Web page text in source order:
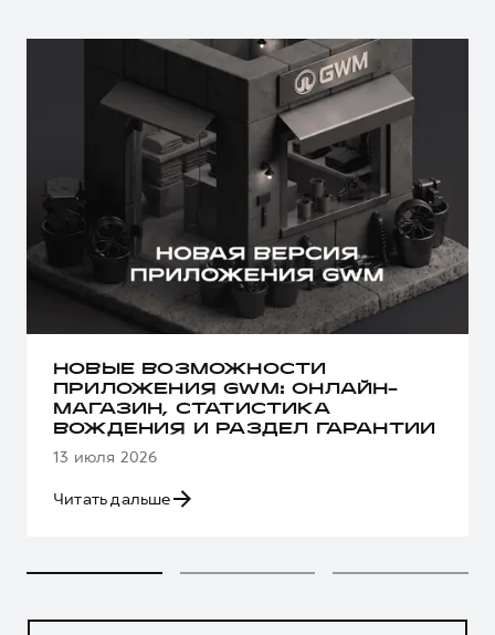
НОВЫЕ ВОЗМОЖНОСТИ
ПРИЛОЖЕНИЯ GWM: ОНЛАЙН-
МАГАЗИН, СТАТИСТИКА
ВОЖДЕНИЯ И РАЗДЕЛ ГАРАНТИИ
13 июля 2026
Читать дальше